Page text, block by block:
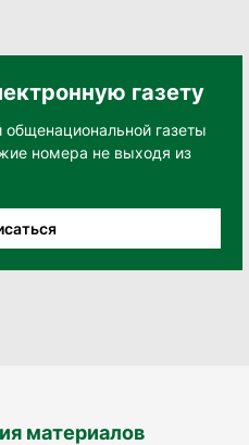
газету
газеты
номера не выходя из
материалов